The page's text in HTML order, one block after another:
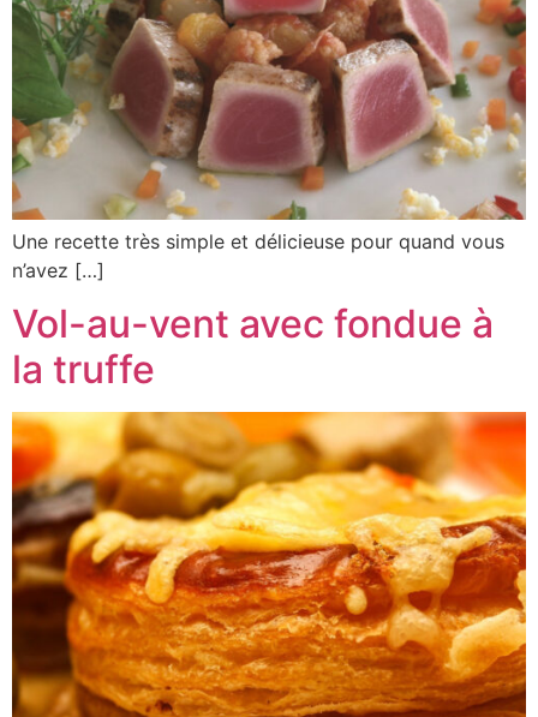
Une recette très simple et délicieuse pour quand vous
n’avez […]
Vol-au-vent avec fondue à
la truffe